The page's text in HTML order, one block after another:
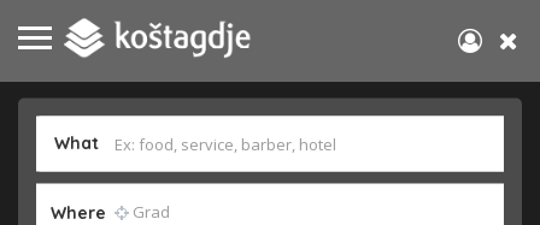
What
Where